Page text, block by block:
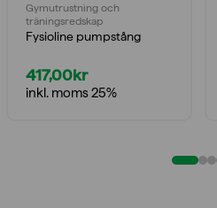
Gymutrustning och
träningsredskap
Fysioline pumpstång
417,00kr
inkl. moms 25%